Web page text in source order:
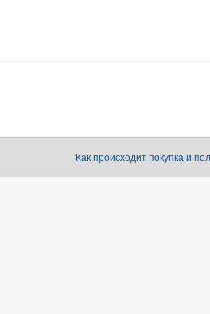
Как происходит покупка и